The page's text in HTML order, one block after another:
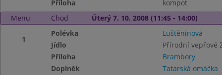
Příloha
kompot
Menu
Chod Úterý 7. 10. 2008 (11:45 - 14:00)
1
Polévka
Luštěninová
Jídlo
Přírodní vepřové
Příloha
Brambory
Doplněk
Tatarská omáčka